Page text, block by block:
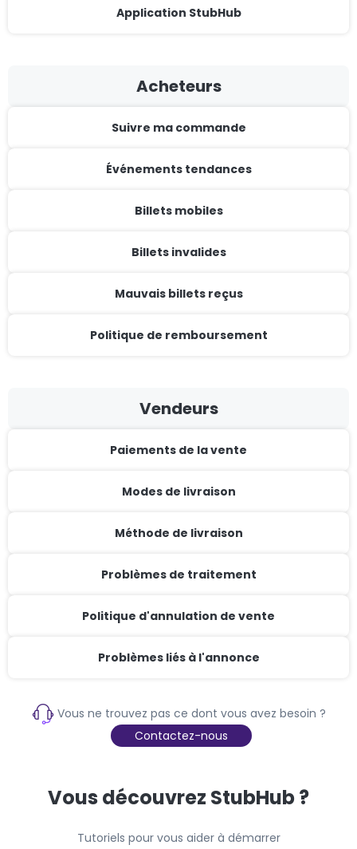
Application StubHub
Acheteurs
Suivre ma commande
Événements tendances
Billets mobiles
Billets invalides
Mauvais billets reçus
Politique de remboursement
Vendeurs
Paiements de la vente
Modes de livraison
Méthode de livraison
Problèmes de traitement
Politique d'annulation de vente
Problèmes liés à l'annonce
Vous ne trouvez pas ce dont vous avez besoin ?
Contactez-nous
Vous découvrez StubHub ?
Tutoriels pour vous aider à démarrer